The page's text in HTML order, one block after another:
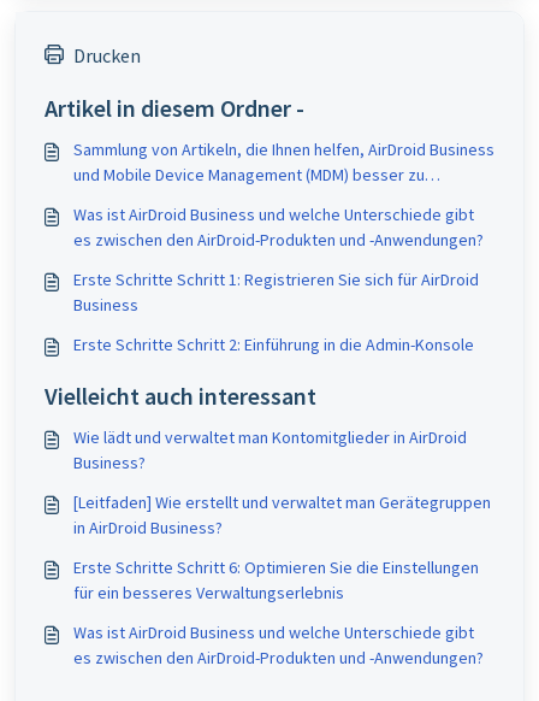
Drucken
Artikel in diesem Ordner -
Sammlung von Artikeln, die Ihnen helfen, AirDroid Business
und Mobile Device Management (MDM) besser zu
Was ist AirDroid Business und welche Unterschiede gibt
es zwischen den AirDroid-Produkten und -Anwendungen?
Erste Schritte Schritt 1: Registrieren Sie sich für AirDroid
Business
Erste Schritte Schritt 2: Einführung in die Admin-Konsole
Vielleicht auch interessant
Wie lädt und verwaltet man Kontomitglieder in AirDroid
Business?
[Leitfaden] Wie erstellt und verwaltet man Gerätegruppen
in AirDroid Business?
Erste Schritte Schritt 6: Optimieren Sie die Einstellungen
für ein besseres Verwaltungserlebnis
Was ist AirDroid Business und welche Unterschiede gibt
es zwischen den AirDroid-Produkten und -Anwendungen?